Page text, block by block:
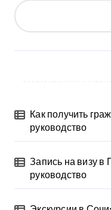
Как получить
руководство
Запись на визу
руководство